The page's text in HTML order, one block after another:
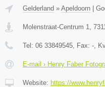
Gelderland » Apeldoorn
Molenstraat-Centrum 1
Tel: 06 33849545 , Fax: - ,
E-mail › Henry Faber
Website: https://